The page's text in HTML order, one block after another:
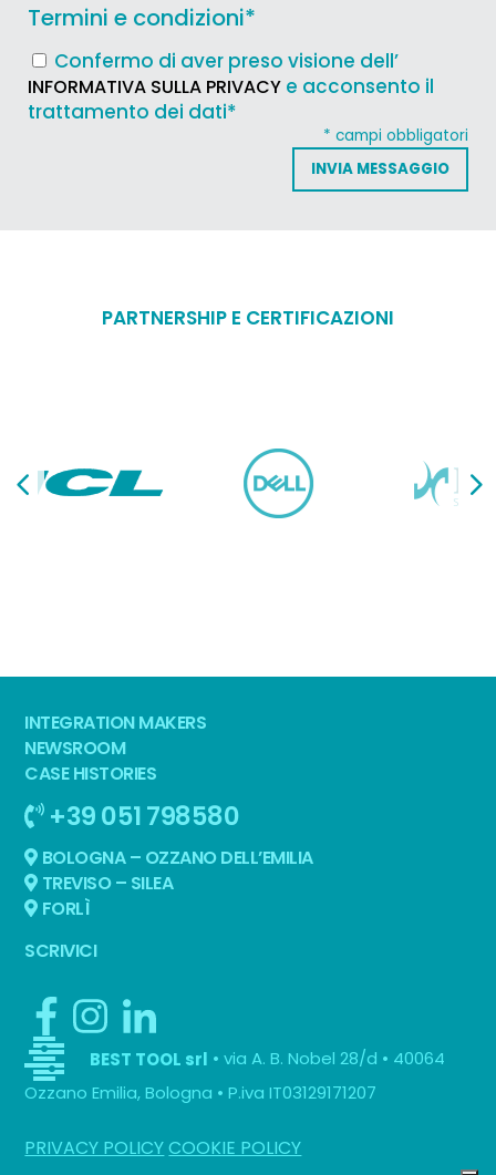
Termini e condizioni*
Confermo di aver preso visione dell’
INFORMATIVA SULLA PRIVACY e acconsento il
trattamento dei dati*
* campi obbligatori
PARTNERSHIP E CERTIFICAZIONI
INTEGRATION MAKERS
NEWSROOM
CASE HISTORIES
+39 051 798580
BOLOGNA – OZZANO DELL’EMILIA
TREVISO – SILEA
FORLÌ
SCRIVICI
BEST TOOL srl • via A. B. Nobel 28/d • 40064
Ozzano Emilia, Bologna • P.iva IT03129171207
PRIVACY POLICYCOOKIE POLICY